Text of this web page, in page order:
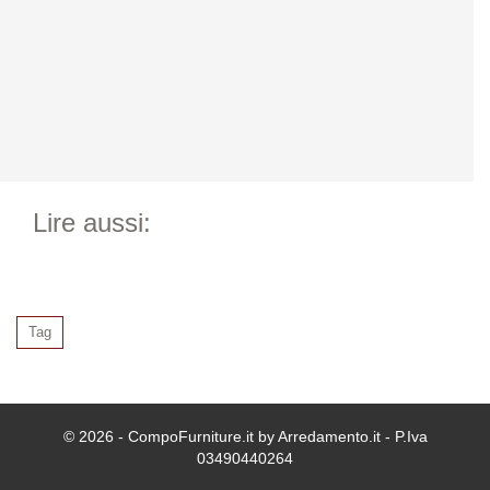
Lire aussi:
Tag
© 2026 - CompoFurniture.it by Arredamento.it - P.Iva
03490440264